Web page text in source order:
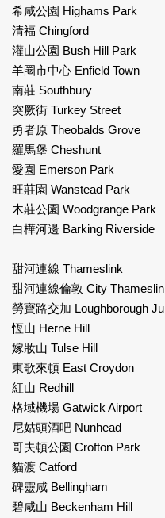
希咸公園 Highams Park
清福 Chingford
灌山公園 Bush Hill Park
羊圈市中心 Enfield Town
南莊 Southbury
突厥街 Turkey Street
勇者原 Theobalds Grove
羅馬堡 Cheshunt
愛園 Emerson Park
旺莊園 Wanstead Park
木莊公園 Woodgrange Park
白樺河邊 Barking Riverside
甜河連線 Thameslink
甜河連線倫敦 City
勞寶路交加 Loughborough
恆山 Herne Hill
嫁妝山 Tulse Hill
東歌來頓 East Croydon
紅山 Redhill
格域機場 Gatwick Airport
尼姑頭酒吧 Nunhead
哥夫頓公園 Crofton Park
貓渡 Catford
碑靈咸 Bellingham
碧咸山 Beckenham Hill